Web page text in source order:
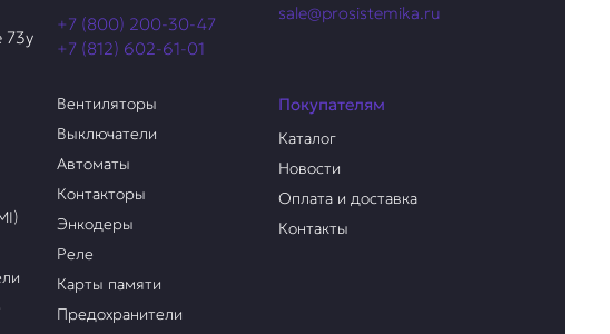
73у
+7 (800) 200-30-47
+7 (812) 602-61-01
sale@prosistemika.ru
Вентиляторы
Выключатели
Автоматы
Контакторы
Энкодеры
Реле
Карты памяти
Предохранители
Покупателям
Каталог
Новости
Оплата и доставка
Контакты